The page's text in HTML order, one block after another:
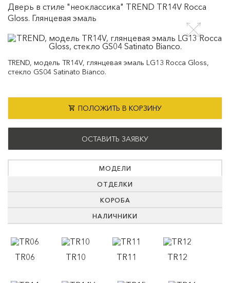
Дверь в стиле "неоклассика" TREND TR14V Rocca
Gloss. Глянцевая эмаль
TREND, модель TR14V, глянцевая эмаль LG13 Rocca Gloss,
стекло GS04 Satinato Bianco.
ПОЛОЖИТЬ В КОРЗИНУ
ОСТАВИТЬ ЗАЯВКУ
МОДЕЛИ
ОТДЕЛКИ
КОРОБА
НАЛИЧНИКИ
TR06 TR10 TR11 TR12